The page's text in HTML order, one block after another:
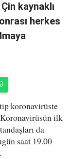
kaynaklı
herkes
koronavirüste
Koronavirüsün ilk
da
saat 19.00